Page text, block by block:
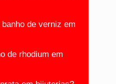
de verniz em
de rhodium em